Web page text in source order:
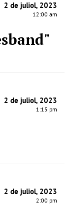
2 de juliol, 2023
12:00 am
2 de juliol, 2023
1:15 pm
2 de juliol, 2023
2:00 pm